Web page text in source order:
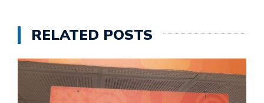
RELATED POSTS